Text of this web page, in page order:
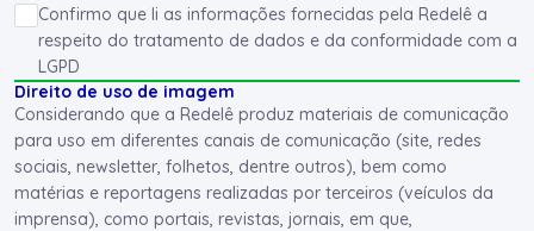
Confirmo que li as informações fornecidas pela Redelê a
respeito do tratamento de dados e da conformidade com a
LGPD
Direito de uso de imagem
Considerando que a Redelê produz materiais de comunicação
para uso em diferentes canais de comunicação (site, redes
sociais, newsletter, folhetos, dentre outros), bem como
matérias e reportagens realizadas por terceiros (veículos da
imprensa), como portais, revistas, jornais, em que,